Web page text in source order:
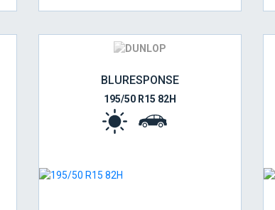
BLURESPONSE
195/50 R15 82H